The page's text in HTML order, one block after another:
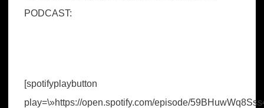
PODCAST:
[spotifyplaybutton
play=\»https://open.spotify.com/episode/